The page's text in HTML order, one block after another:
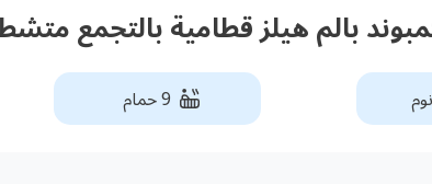
بالم هيلز قطامية بالتجمع
9 حمام